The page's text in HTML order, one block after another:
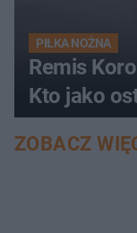
PIŁKA NOŻNA
Remis
Kto jako
ZOBACZ